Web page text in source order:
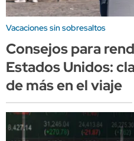
Vacaciones sin sobresaltos
Consejos para
Estados Unidos:
de más en el viaje